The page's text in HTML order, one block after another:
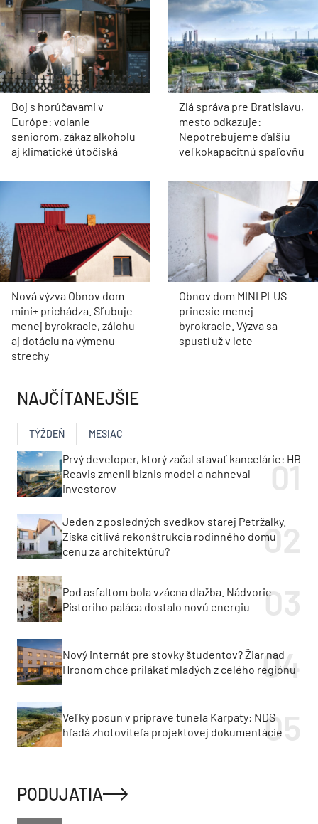
Boj s horúčavami v
Európe: volanie
seniorom, zákaz alkoholu
aj klimatické útočiská
Zlá správa pre Bratislavu,
mesto odkazuje:
Nepotrebujeme ďalšiu
veľkokapacitnú spaľovňu
Nová výzva Obnov dom
mini+ prichádza. Sľubuje
menej byrokracie, zálohu
aj dotáciu na výmenu
strechy
Obnov dom MINI PLUS
prinesie menej
byrokracie. Výzva sa
spustí už v lete
NAJČÍTANEJŠIE
TÝŽDEŇ MESIAC
Prvý developer, ktorý začal stavať kancelárie: HB
Reavis zmenil biznis model a nahneval
investorov
Jeden z posledných svedkov starej Petržalky.
Získa citlivá rekonštrukcia rodinného domu
cenu za architektúru?
Pod asfaltom bola vzácna dlažba. Nádvorie
Pistoriho paláca dostalo novú energiu
Nový internát pre stovky študentov? Žiar nad
Hronom chce prilákať mladých z celého regiónu
Veľký posun v príprave tunela Karpaty: NDS
hľadá zhotoviteľa projektovej dokumentácie
PODUJATIA